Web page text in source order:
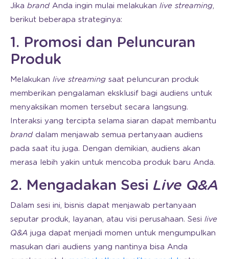
Jika brand Anda ingin mulai melakukan live streaming,
berikut beberapa strateginya:
1. Promosi dan Peluncuran
Produk
Melakukan live streaming saat peluncuran produk
memberikan pengalaman eksklusif bagi audiens untuk
menyaksikan momen tersebut secara langsung.
Interaksi yang tercipta selama siaran dapat membantu
brand dalam menjawab semua pertanyaan audiens
pada saat itu juga. Dengan demikian, audiens akan
merasa lebih yakin untuk mencoba produk baru Anda.
2. Mengadakan Sesi Live Q&A
Dalam sesi ini, bisnis dapat menjawab pertanyaan
seputar produk, layanan, atau visi perusahaan. Sesi live
Q&A juga dapat menjadi momen untuk mengumpulkan
masukan dari audiens yang nantinya bisa Anda